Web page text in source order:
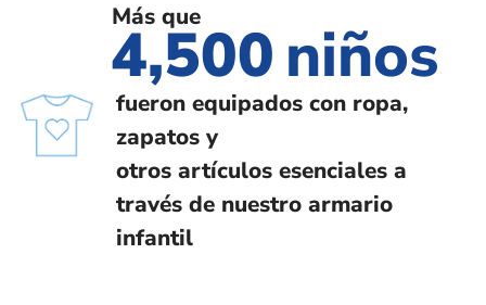
Más que
4,500niños
fueron equipados con ropa,
zapatos y
otros artículos esenciales a
través de nuestro armario
infantil